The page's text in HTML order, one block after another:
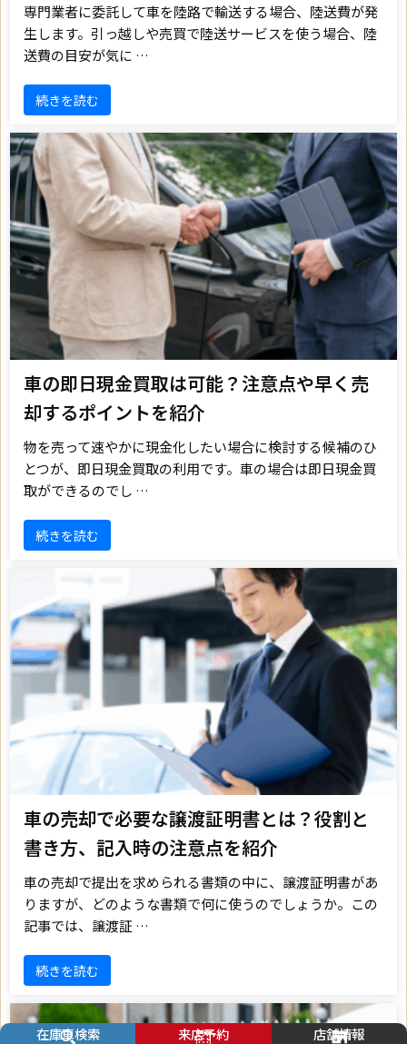
専門業者に委託して車を陸路で輸送する場合、陸送費が発
生します。引っ越しや売買で陸送サービスを使う場合、陸
送費の目安が気に …
続きを読む
車の即日現金買取は可能？注意点や早く売
却するポイントを紹介
物を売って速やかに現金化したい場合に検討する候補のひ
とつが、即日現金買取の利用です。車の場合は即日現金買
取ができるのでし …
続きを読む
車の売却で必要な譲渡証明書とは？役割と
書き方、記入時の注意点を紹介
車の売却で提出を求められる書類の中に、譲渡証明書があ
りますが、どのような書類で何に使うのでしょうか。この
記事では、譲渡証 …
続きを読む
在庫車検索 来店予約 店舗情報